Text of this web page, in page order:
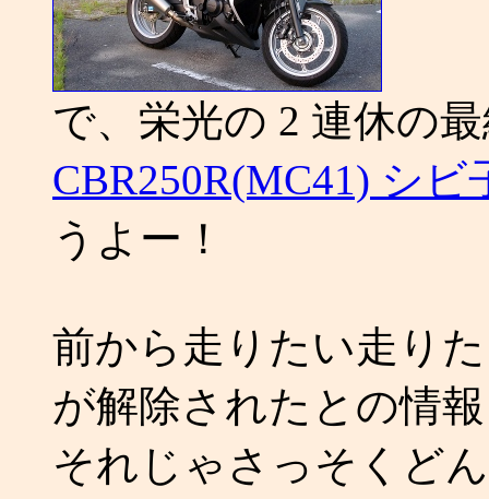
で、栄光の 2 連休の
CBR250R(MC41) シビ
うよー！
前から走りたい走り
が解除されたとの情
それじゃさっそくど